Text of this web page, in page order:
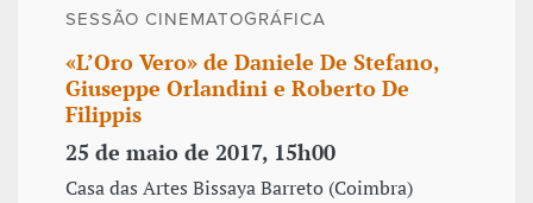
SESSÃO CINEMATOGRÁFICA
«L’Oro Vero» de Daniele De Stefano,
Giuseppe Orlandini e Roberto De
Filippis
25 de maio de 2017, 15h00
Casa das Artes Bissaya Barreto (Coimbra)